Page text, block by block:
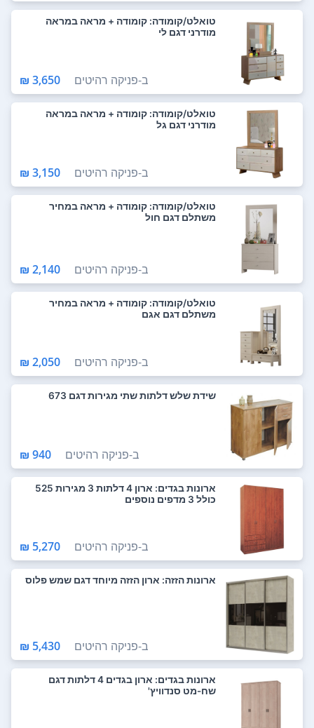
טואלט/קומודה: קומודה + מראה במראה
מודרני דגם לי
ב-פניקה רהיטים 3,650 ₪
טואלט/קומודה: קומודה + מראה במראה
מודרני דגם גל
ב-פניקה רהיטים 3,150 ₪
טואלט/קומודה: קומודה + מראה במחיר
משתלם דגם חול
ב-פניקה רהיטים 2,140 ₪
טואלט/קומודה: קומודה + מראה במחיר
משתלם דגם אגם
ב-פניקה רהיטים 2,050 ₪
שידת שלש דלתות שתי מגירות דגם 673
ב-פניקה רהיטים 940 ₪
ארונות בגדים: ארון 4 דלתות 3 מגירות 525
כולל 3 מדפים נוספים
ב-פניקה רהיטים 5,270 ₪
ארונות הזזה: ארון הזזה מיוחד דגם שמש פלוס
ב-פניקה רהיטים 5,430 ₪
ארונות בגדים: ארון בגדים 4 דלתות דגם
שח-מט סנדוויץ'